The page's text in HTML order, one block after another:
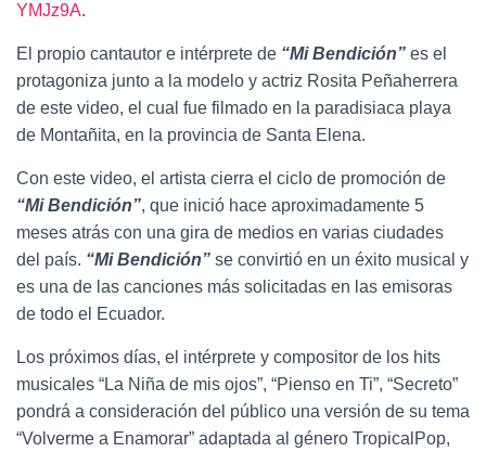
YMJz9A.
El propio cantautor e intérprete de “Mi Bendición” es el
protagoniza junto a la modelo y actriz Rosita Peñaherrera
de este video, el cual fue filmado en la paradisiaca playa
de Montañita, en la provincia de Santa Elena.
Con este video, el artista cierra el ciclo de promoción de
“Mi Bendición”, que inició hace aproximadamente 5
meses atrás con una gira de medios en varias ciudades
del país. “Mi Bendición” se convirtió en un éxito musical y
es una de las canciones más solicitadas en las emisoras
de todo el Ecuador.
Los próximos días, el intérprete y compositor de los hits
musicales “La Niña de mis ojos”, “Pienso en Ti”, “Secreto”
pondrá a consideración del público una versión de su tema
“Volverme a Enamorar” adaptada al género TropicalPop,